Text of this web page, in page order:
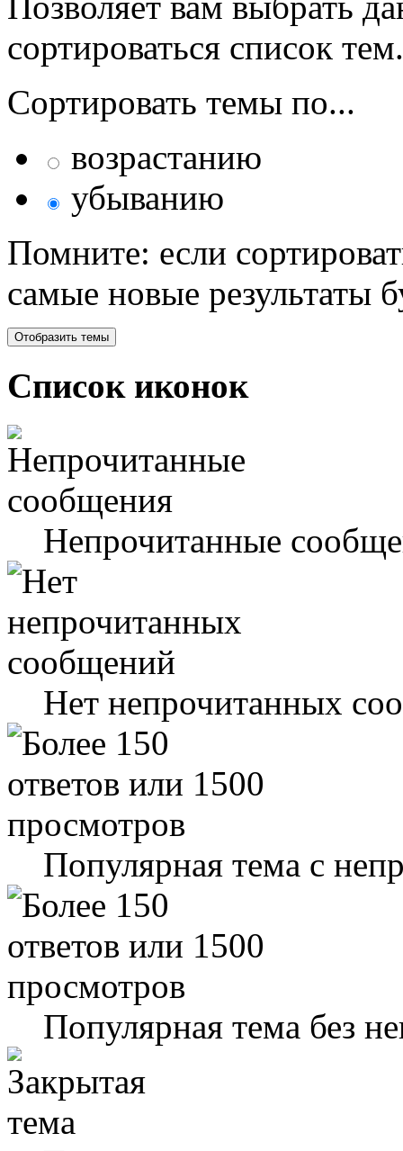
сортироваться список тем.
Сортировать темы по...
возрастанию
убыванию
Помните: если
самые новые результаты
Список иконок
Непрочитанные
Нет непрочитанных
Популярная тема с
Популярная тема без